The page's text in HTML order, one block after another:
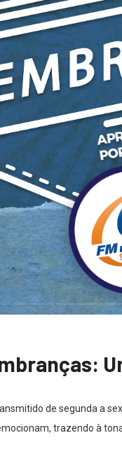
de segunda a
trazendo à